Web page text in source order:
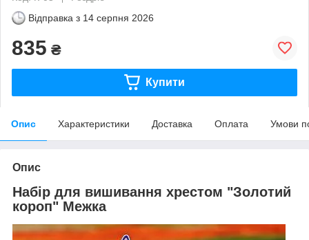
Відправка з 14 серпня 2026
835 ₴
Купити
Опис Характеристики Доставка Оплата Умови
Опис
Набір для вишивання хрестом "Золотий
короп" Межка